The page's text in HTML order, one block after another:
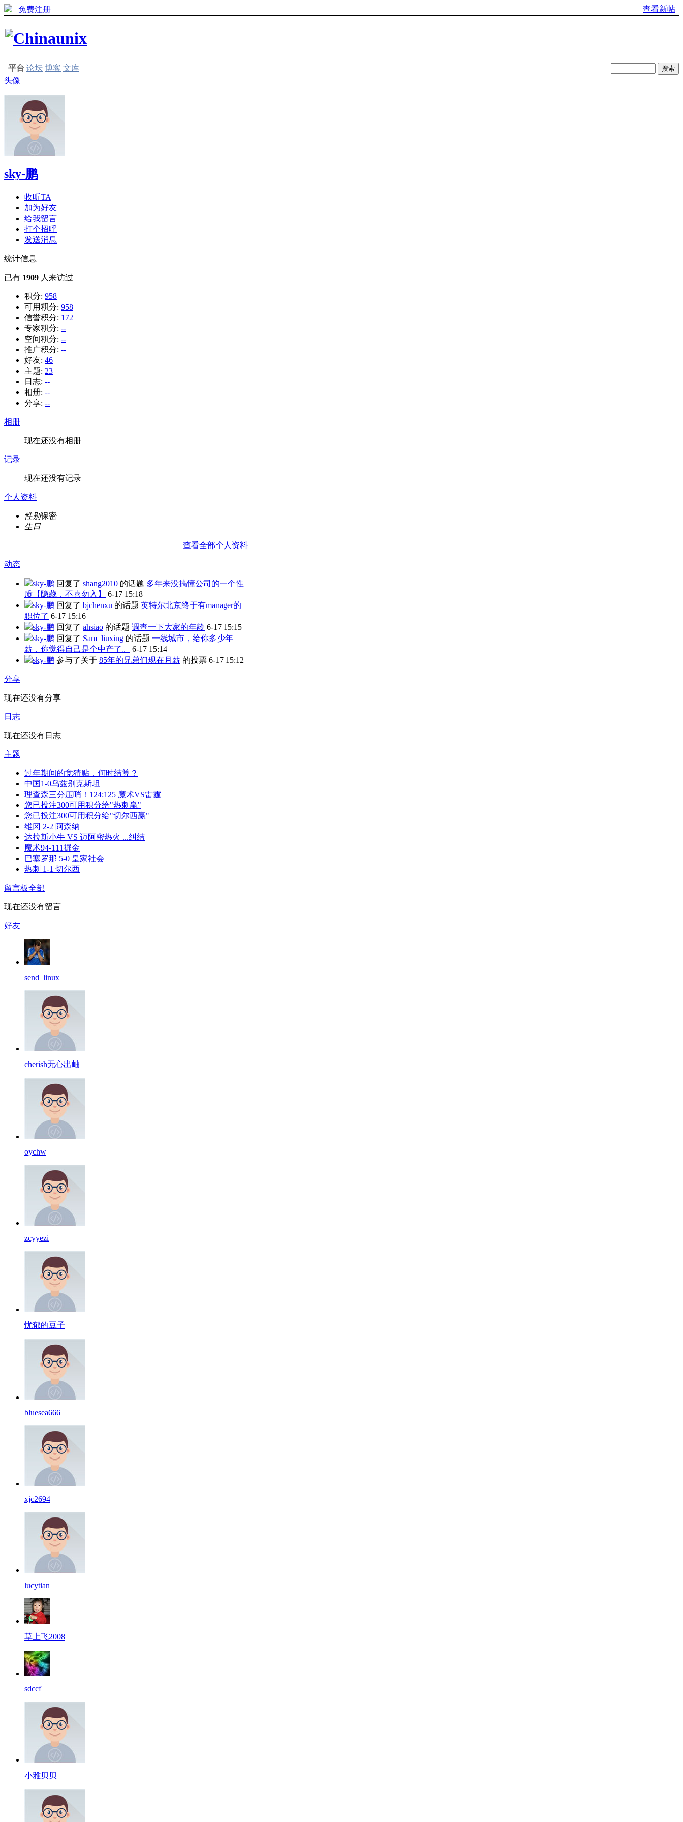
免费注册 查看新帖 |
平台 论坛 博客 文库
头像
sky-鹏
收听TA
加为好友
给我留言
打个招呼
发送消息
统计信息
已有 1909 人来访过
积分: 958
可用积分: 958
信誉积分: 172
专家积分: --
空间积分: --
推广积分: --
好友: 46
主题: 23
日志: --
相册: --
分享: --
相册
现在还没有相册
记录
现在还没有记录
个人资料
性别保密
生日
查看全部个人资料
动态
sky-鹏 回复了 shang2010 的话题 多年来没搞懂公司的一个性
质【隐藏，不喜勿入】
6-17 15:18
sky-鹏 回复了 bjchenxu 的话题 英特尔北京终于有manager的
职位了 6-17 15:16
sky-鹏 回复了 ahsiao 的话题 调查一下大家的年龄 6-17 15:15
sky-鹏 回复了 Sam_liuxing 的话题 一线城市，给你多少年
薪，你觉得自己是个中产了。
6-17 15:14
sky-鹏 参与了关于 85年的兄弟们现在月薪 的投票 6-17 15:12
分享
现在还没有分享
日志
现在还没有日志
主题
过年期间的竞猜贴，何时结算？
中国1-0乌兹别克斯坦
理查森三分压哨！124:125 魔术VS雷霆
您已投注300可用积分给"热刺赢"
您已投注300可用积分给"切尔西赢"
维冈 2-2 阿森纳
达拉斯小牛 VS 迈阿密热火 ...纠结
魔术94-111掘金
巴塞罗那 5-0 皇家社会
热刺 1-1 切尔西
留言板全部
现在还没有留言
好友
send_linux
cherish无心出岫
oychw
zcyyezi
忧郁的豆子
bluesea666
xjc2694
lucytian
草上飞2008
sdccf
小雅贝贝